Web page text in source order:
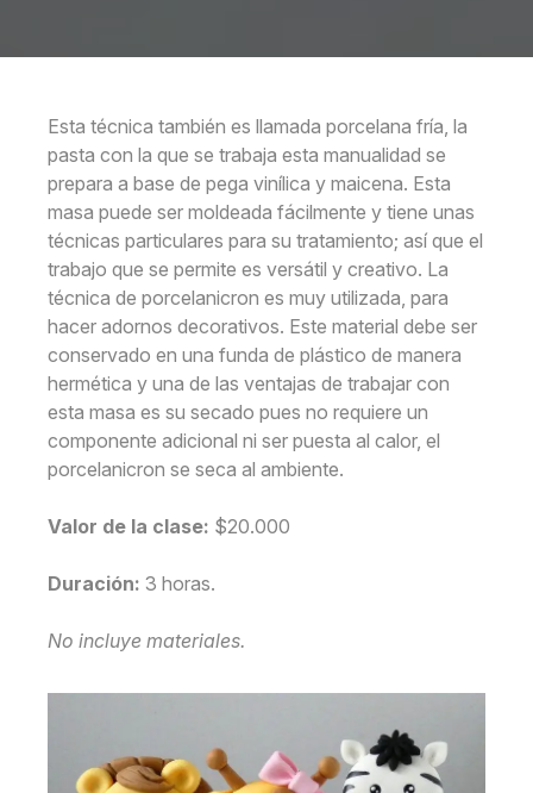
Esta técnica también es llamada porcelana fría, la
pasta con la que se trabaja esta manualidad se
prepara a base de pega vinílica y maicena. Esta
masa puede ser moldeada fácilmente y tiene unas
técnicas particulares para su tratamiento; así que el
trabajo que se permite es versátil y creativo. La
técnica de porcelanicron es muy utilizada, para
hacer adornos decorativos. Este material debe ser
conservado en una funda de plástico de manera
hermética y una de las ventajas de trabajar con
esta masa es su secado pues no requiere un
componente adicional ni ser puesta al calor, el
porcelanicron se seca al ambiente.
Valor de la clase: $20.000
Duración: 3 horas.
No incluye materiales.